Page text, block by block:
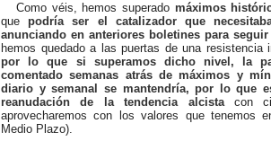
Como véis, hemos superado máximos
quepodría ser el catalizador que
anunciando en anteriores boletines para
hemos quedado a las puertas de una resistencia
por lo que si superamos dicho nivel, la
comentado semanas atrás de máximos y
diario y semanal se mantendría, por lo que
reanudación de la tendencia alcistacon
aprovecharemos con los valores que tenemos
Medio Plazo).